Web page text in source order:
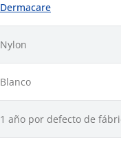
Dermacare
Nylon
Blanco
1 año por defecto de